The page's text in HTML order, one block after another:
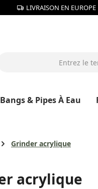
LIVRAISON EN EUROPE
Bangs & Pipes À Eau
Grinder acrylique
acrylique